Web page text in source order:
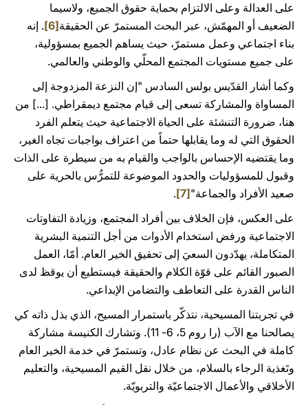
على العدالة وعلى الالتزام بحماية حقوق الجميع، ولاسيما
الضعيف أو المهمّش، عبر البحث المستمرّ عن الحقيقة[6]
. إنه
بناء اجتماعي وعمل مستمرّ، حيث يساهم الجميع بمسؤولية،
على جميع مستويات المجتمع المحلّي والوطني والعالمي.
وكما أشار القدّيس بولس السادس "إن النزعة المزدوجة إلى
المساواة والمشاركة تسعى إلى قيام مجتمع ديمقراطي. [...] من
هنا، ضرورة التنشئة على الحياة الاجتماعية حيث يتعلم الفرد
الحقوق التي له وما يقابلها حتماً من اعتراف بواجبات تجاه الغير،
وما يقتضيه الإحساس بالواجب والقيام به من سيطرة على الذات
وقبول للمسؤوليات والحدود الموضوعة للتمرُّس بالحرية على
صعيد الأفراد والجماعة"[7]
.
على العكس، فإن الخلاف بين أفراد المجتمع، وزيادة التفاوتات
الاجتماعية ورفض استخدام الأدوات من أجل التنمية البشرية
المتكاملة، يهدّدون السعيَ إلى تحقيق الخير العام. أمّا، العمل
الصبور القائم على قوّة الكلام والحقيقة فيستطيع أن يوقظ لدى
الناس القدرة على التعاطف والتضامن الإبداعي.
في تجربتنا المسيحية، نتذكّر باستمرار المسيح، الذي بذل ذاته كي
يصالحنا مع الآب (را روم 5، 6- 11). وتشارك الكنيسة مشاركة
كاملة في البحث عن نظام عادل، وتستمرّ في خدمة الخير العام
وتَغذية الرجاء بالسلام، من خلال نقل القيم المسيحية، والتعليم
الأخلاقي والأعمال الاجتماعيّة والتربويّة.